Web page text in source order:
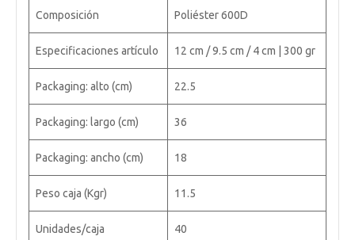
Composición Poliéster 600D
Especificaciones artículo 12 cm / 9.5 cm / 4 cm | 300 gr
Packaging: alto (cm) 22.5
Packaging: largo (cm) 36
Packaging: ancho (cm) 18
Peso caja (Kgr) 11.5
Unidades/caja 40